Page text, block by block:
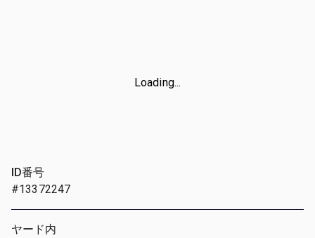
Loading...
ID番号
#13372247
ヤード内